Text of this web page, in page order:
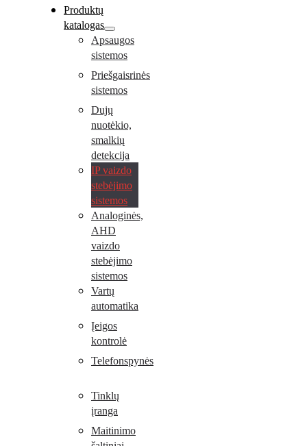
Produktų
katalogas
Apsaugos
sistemos
Priešgaisrinės
sistemos
Dujų
nuotėkio,
smalkių
detekcija
IP vaizdo
stebėjimo
sistemos
Analoginės,
AHD
vaizdo
stebėjimo
sistemos
Vartų
automatika
Įeigos
kontrolė
Telefonspynės
Tinklų
įranga
Maitinimo